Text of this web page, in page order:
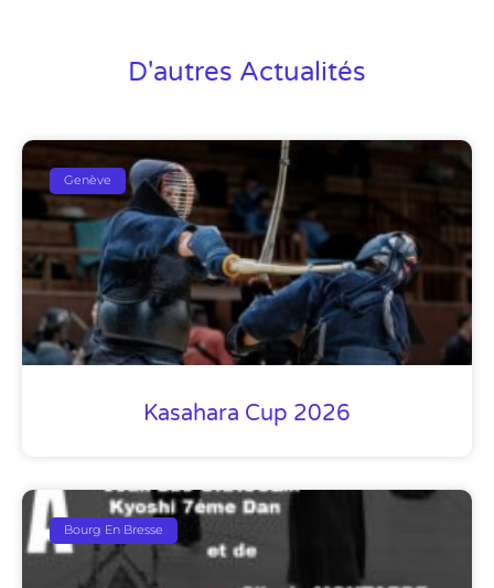
D'autres Actualités
Genève
Kasahara Cup 2026
Bourg En Bresse